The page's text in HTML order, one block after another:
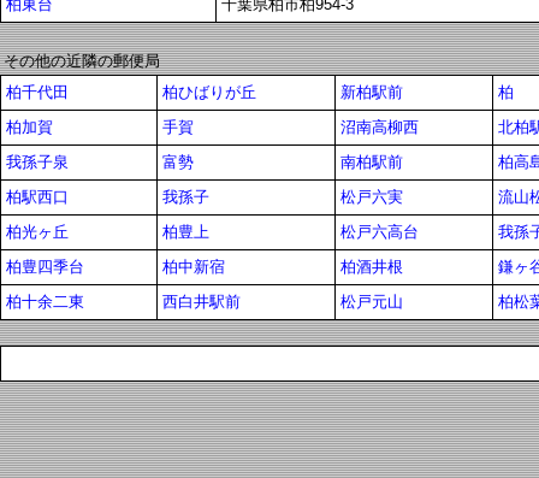
柏東台 千葉県柏市柏954-3
その他の近隣の郵便局
柏千代田
柏ひばりが丘 新柏駅前
柏
柏加賀
手賀 沼南高柳西
北柏
我孫子泉
富勢 南柏駅前
柏高
柏駅西口
我孫子 松戸六実
流山
柏光ヶ丘
柏豊上 松戸六高台
我孫
柏豊四季台
柏中新宿 柏酒井根
鎌ヶ
柏十余二東
西白井駅前 松戸元山 柏松